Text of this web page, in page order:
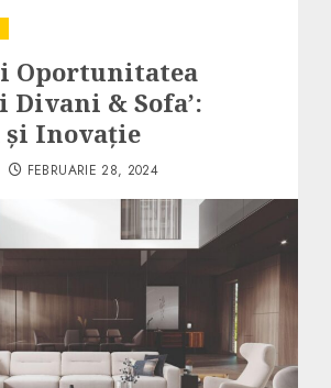
Oportunitatea
Divani & Sofa’:
și Inovație
FEBRUARIE 28, 2024